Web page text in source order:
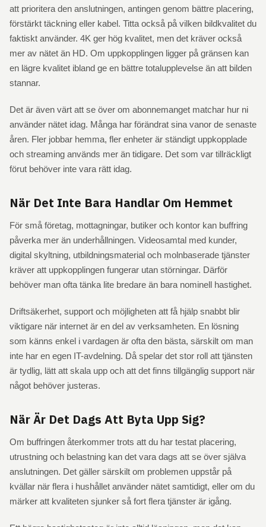
att prioritera den anslutningen, antingen genom bättre placering,
förstärkt täckning eller kabel. Titta också på vilken bildkvalitet du
faktiskt använder. 4K ger hög kvalitet, men det kräver också
mer av nätet än HD. Om uppkopplingen ligger på gränsen kan
en lägre kvalitet ibland ge en bättre totalupplevelse än att bilden
stannar.
Det är även värt att se över om abonnemanget matchar hur ni
använder nätet idag. Många har förändrat sina vanor de senaste
åren. Fler jobbar hemma, fler enheter är ständigt uppkopplade
och streaming används mer än tidigare. Det som var tillräckligt
förut behöver inte vara rätt idag.
När Det Inte Bara Handlar Om Hemmet
För små företag, mottagningar, butiker och kontor kan buffring
påverka mer än underhållningen. Videosamtal med kunder,
digital skyltning, utbildningsmaterial och molnbaserade tjänster
kräver att uppkopplingen fungerar utan störningar. Därför
behöver man ofta tänka lite bredare än bara nominell hastighet.
Driftsäkerhet, support och möjligheten att få hjälp snabbt blir
viktigare när internet är en del av verksamheten. En lösning
som känns enkel i vardagen är ofta den bästa, särskilt om man
inte har en egen IT-avdelning. Då spelar det stor roll att tjänsten
är tydlig, lätt att skala upp och att det finns tillgänglig support när
något behöver justeras.
När Är Det Dags Att Byta Upp Sig?
Om buffringen återkommer trots att du har testat placering,
utrustning och belastning kan det vara dags att se över själva
anslutningen. Det gäller särskilt om problemen uppstår på
kvällar när flera i hushållet använder nätet samtidigt, eller om du
märker att kvaliteten sjunker så fort flera tjänster är igång.